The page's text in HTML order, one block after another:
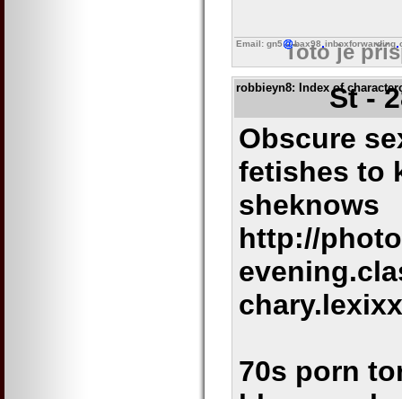
Email: gn5 bax98 inboxforwarding
Toto je
robbieyn8: Index ofSt -
Obscure
fetishes to
sheknows
http://
70s porn